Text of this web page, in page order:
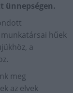
ünnepségen.
hűek
a
meg
az elvek